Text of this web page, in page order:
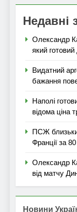
Недавні
Олександр
який
Видатний
бажання
Наполі
відома ціна
ПСЖ
Франції за
Олександр
від матчу
Новини